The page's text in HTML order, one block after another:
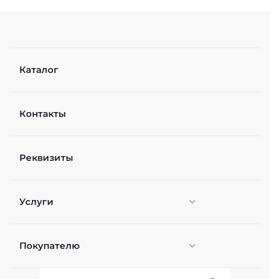
Каталог
Контакты
Реквизиты
Услуги
Персонификация
Покупателю